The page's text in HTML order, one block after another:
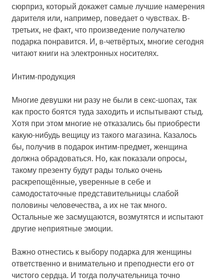
сюрприз, который докажет самые лучшие намерения
дарителя или, например, поведает о чувствах. В-
третьих, не факт, что произведение получателю
подарка понравится. И, в-четвёртых, многие сегодня
читают книги на электронных носителях.
Интим-продукция
Многие девушки ни разу не были в секс-шопах, так
как просто боятся туда заходить и испытывают стыд.
Хотя при этом многие не отказались бы приобрести
какую-нибудь вещицу из такого магазина. Казалось
бы, получив в подарок интим-предмет, женщина
должна обрадоваться. Но, как показали опросы,
такому презенту будут рады только очень
раскрепощённые, уверенные в себе и
самодостаточные представительницы слабой
половины человечества, а их не так много.
Остальные же засмущаются, возмутятся и испытают
другие неприятные эмоции.
Важно отнестись к выбору подарка для женщины
ответственно и внимательно и преподнести его от
чистого сердца. И тогда получательница точно